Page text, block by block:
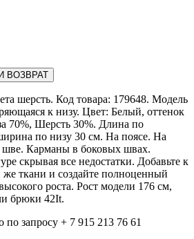
ВОЗВРАТ
шерcть. Код товара: 179648. Модель
к низу. Цвет: Белый, оттенок
70%, Шерсть 30%. Длина по
по низу 30 см. На поясе. На
Карманы в боковых швах.
скрывая все недостатки. Добавьте к
ткани и cоздайте полноценный
роcта. Рост модели 176 см,
брюки 42It.
по запросу + 7 915 213 76 61